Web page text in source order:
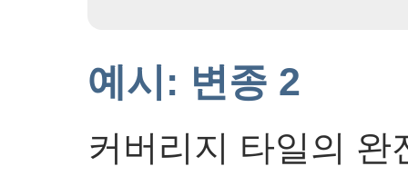
예시: 변종 2
커버리지 타일의 완